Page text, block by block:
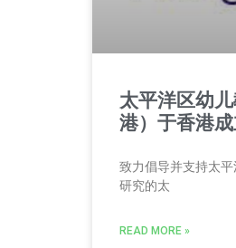
太平洋区幼
港）于香港
致力倡导并支持太
研究的太
READ MORE »